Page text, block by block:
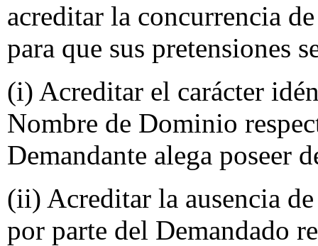
acreditar la concurrencia
para que sus pretensiones
(i) Acreditar el carácter
Nombre de Dominio
Demandante alega poseer
(ii) Acreditar la ausencia
por parte del Demandado